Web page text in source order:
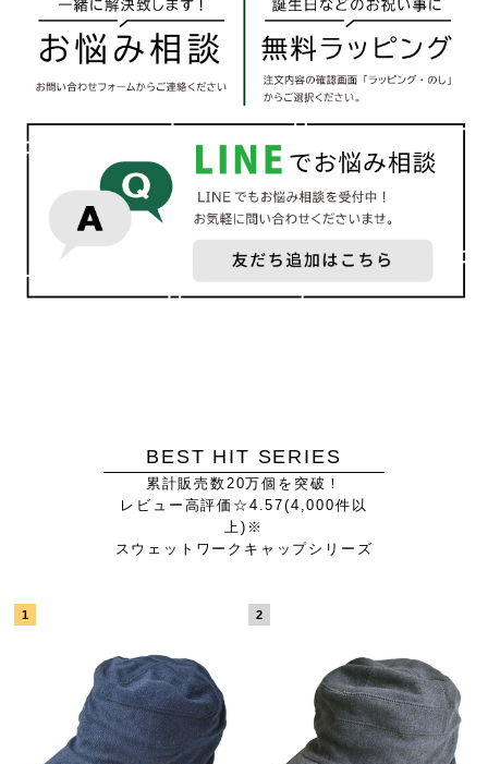
BEST HIT SERIES
累計販売数20万個を突破！
レビュー高評価☆4.57(4,000件以
上)※
スウェットワークキャップシリーズ